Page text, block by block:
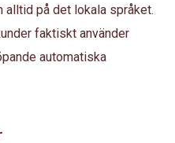
på det lokala språket.
faktiskt använder
automatiska